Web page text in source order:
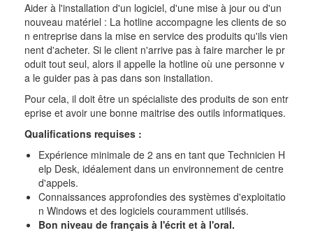
Aider à l'installation d'un logiciel, d'une mise à jour ou d'un
nouveau matériel : La hotline accompagne les clients de so
n entreprise dans la mise en service des produits qu'ils vien
nent d'acheter. Si le client n'arrive pas à faire marcher le pr
oduit tout seul, alors il appelle la hotline où une personne v
a le guider pas à pas dans son installation.
Pour cela, il doit être un spécialiste des produits de son entr
eprise et avoir une bonne maitrise des outils informatiques.
Qualifications requises :
Expérience minimale de 2 ans en tant que Technicien H
elp Desk, idéalement dans un environnement de centre
d'appels.
Connaissances approfondies des systèmes d'exploitatio
n Windows et des logiciels couramment utilisés.
Bon niveau de français à l'écrit et à l'oral.